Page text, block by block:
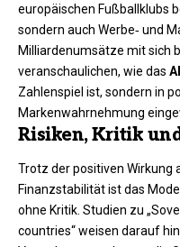
europäischen Fußballklubs
sondern auch Werbe‑ und
Milliardenumsätze mit sich
veranschaulichen, wie das
Zahlenspiel ist, sondern in
Markenwahrnehmung
Risiken, Kritik
Trotz der positiven
Finanzstabilität ist das
ohne Kritik. Studien zu
countries“ weisen darauf